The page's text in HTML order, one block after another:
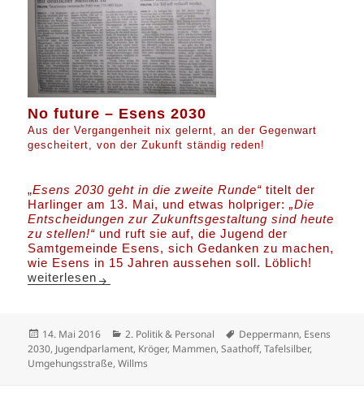
No future – Esens 2030
Aus der Vergangenheit nix gelernt,an der Gegenwart
gescheitert,von der Zukunft ständig reden!
„Esens 2030 geht in die zweite Runde“ titelt der
Harlinger am 13. Mai, und etwas holpriger:„Die
Entscheidungen zur Zukunftsgestaltung sind heute
zu stellen!“ und ruft sie auf, die Jugend der
Samtgemeinde Esens, sich Gedanken zu machen,
wie Esens in 15 Jahren aussehen soll. Löblich!
No future – Esens 2030
weiterlesen
Veröffentlicht
am
14. Mai 2016 Kategorien
2. Politik & Personal Schlagwörter
Deppermann, Esens
2030, Jugendparlament, Kröger, Mammen,Saathoff,Tafelsilber,
Umgehungsstraße,Willms